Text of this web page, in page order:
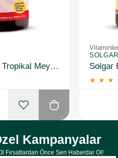
Solgar Kangavites Tropikal Meyve Aromalı 60 Tablet
Vitaminler
SOLGAR
Solgar
★ ★ ★
Kampanyalar
Fırsatlardan Önce Sen Haberdar Ol!